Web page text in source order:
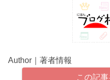
Author｜著者情報
この記